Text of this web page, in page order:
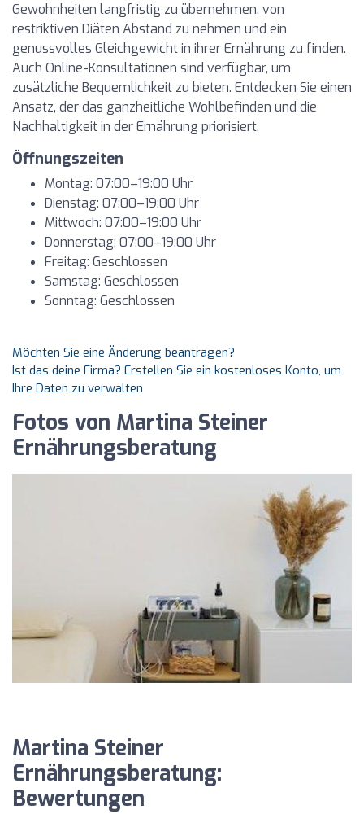
Gewohnheiten langfristig zu übernehmen, von
restriktiven Diäten Abstand zu nehmen und ein
genussvolles Gleichgewicht in ihrer Ernährung zu finden.
Auch Online-Konsultationen sind verfügbar, um
zusätzliche Bequemlichkeit zu bieten. Entdecken Sie einen
Ansatz, der das ganzheitliche Wohlbefinden und die
Nachhaltigkeit in der Ernährung priorisiert.
Öffnungszeiten
Montag: 07:00–19:00 Uhr
Dienstag: 07:00–19:00 Uhr
Mittwoch: 07:00–19:00 Uhr
Donnerstag: 07:00–19:00 Uhr
Freitag: Geschlossen
Samstag: Geschlossen
Sonntag: Geschlossen
Möchten Sie eine Änderung beantragen?
Ist das deine Firma? Erstellen Sie ein kostenloses Konto, um
Ihre Daten zu verwalten
Fotos von Martina Steiner
Ernährungsberatung
Martina Steiner
Ernährungsberatung:
Bewertungen